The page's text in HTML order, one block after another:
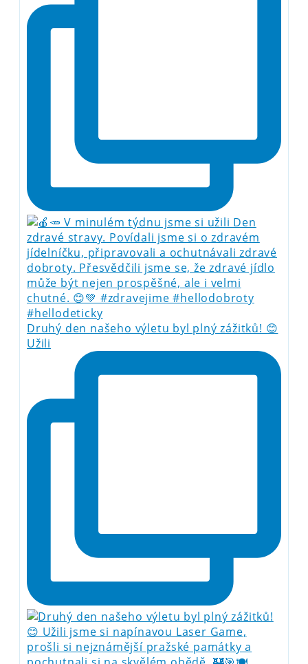
Druhý den našeho výletu byl plný zážitků! 😊
Užili